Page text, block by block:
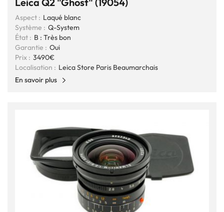
Aspect : Laqué blanc
Système : Q-System
État : B : Très bon
Garantie : Oui
Prix : 3490€
Localisation : Leica Store Paris Beaumarchais
En savoir plus